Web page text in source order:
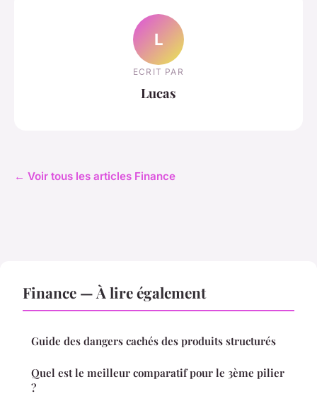
L
ECRIT PAR
Lucas
← Voir tous les articles Finance
Finance — À lire également
Guide des dangers cachés des produits structurés
Quel est le meilleur comparatif pour le 3ème pilier
?